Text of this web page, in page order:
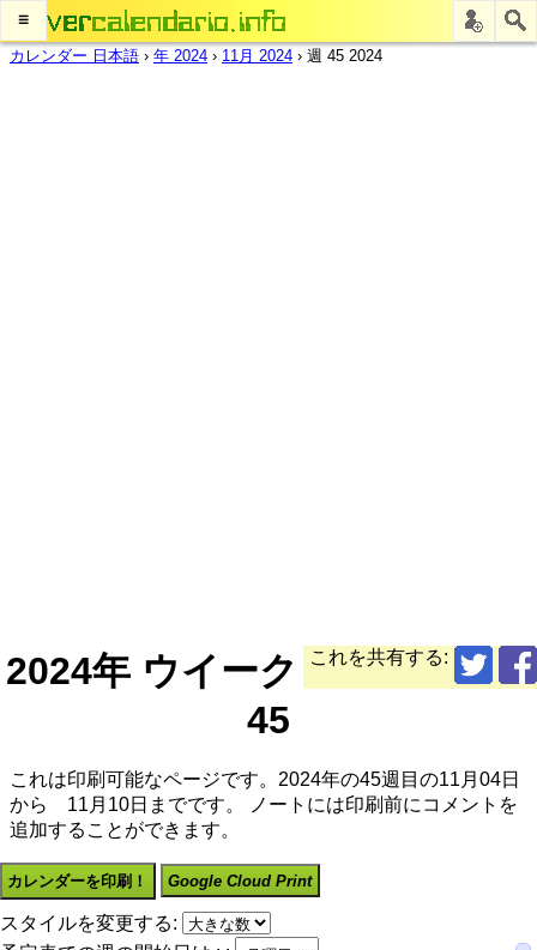
≡
カレンダー 日本語 › 年 2024 › 11月 2024 › 週 45 2024
これを共有する:
2024年 ウイーク
45
これは印刷可能なページです。2024年の45週目の11月04日
から 11月10日までです。 ノートには印刷前にコメントを
追加することができます。
カレンダーを印刷！ Google Cloud Print
スタイルを変更する: